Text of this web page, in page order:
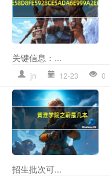
关键信息：...
jn 12-23 0
招生批次可...